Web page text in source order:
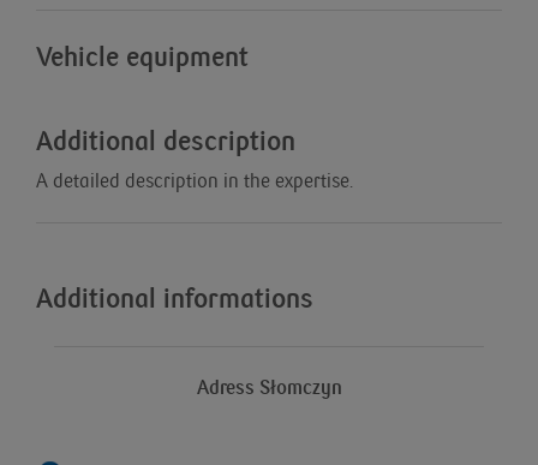
Vehicle equipment
Additional description
A detailed description in the expertise.
Additional informations
Adress Słomczyn